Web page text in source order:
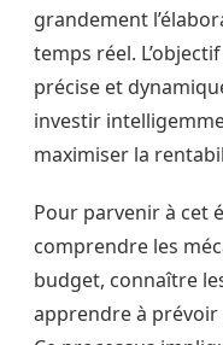
grandement
temps réel.
précise et
investir
maximiser la
Pour parvenir à cet
comprendre les
budget, connaître
apprendre à prévoir